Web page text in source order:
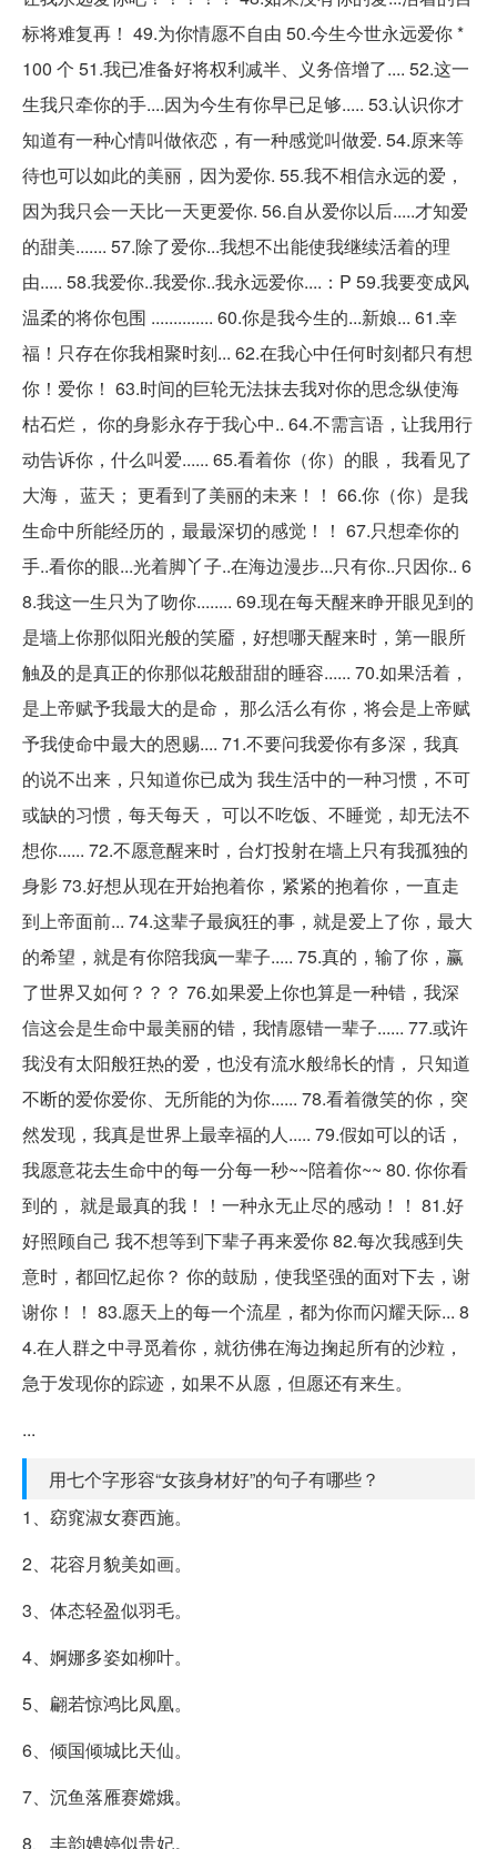
标将难复再！ 49.为你情愿不自由 50.今生今世永远爱你 *
100 个 51.我已准备好将权利减半、义务倍增了.... 52.这一
生我只牵你的手....因为今生有你早已足够..... 53.认识你才
知道有一种心情叫做依恋，有一种感觉叫做爱. 54.原来等
待也可以如此的美丽，因为爱你. 55.我不相信永远的爱，
因为我只会一天比一天更爱你. 56.自从爱你以后.....才知爱
的甜美....... 57.除了爱你...我想不出能使我继续活着的理
由..... 58.我爱你..我爱你..我永远爱你....：P 59.我要变成风
温柔的将你包围 .............. 60.你是我今生的...新娘... 61.幸
福！只存在你我相聚时刻... 62.在我心中任何时刻都只有想
你！爱你！ 63.时间的巨轮无法抹去我对你的思念纵使海
枯石烂， 你的身影永存于我心中.. 64.不需言语，让我用行
动告诉你，什么叫爱...... 65.看着你（你）的眼， 我看见了
大海， 蓝天； 更看到了美丽的未来！！ 66.你（你）是我
生命中所能经历的，最最深切的感觉！！ 67.只想牵你的
手..看你的眼...光着脚丫子..在海边漫步...只有你..只因你.. 6
8.我这一生只为了吻你........ 69.现在每天醒来睁开眼见到的
是墙上你那似阳光般的笑靥，好想哪天醒来时，第一眼所
触及的是真正的你那似花般甜甜的睡容...... 70.如果活着，
是上帝赋予我最大的是命， 那么活么有你，将会是上帝赋
予我使命中最大的恩赐.... 71.不要问我爱你有多深，我真
的说不出来，只知道你已成为 我生活中的一种习惯，不可
或缺的习惯，每天每天， 可以不吃饭、不睡觉，却无法不
想你...... 72.不愿意醒来时，台灯投射在墙上只有我孤独的
身影 73.好想从现在开始抱着你，紧紧的抱着你，一直走
到上帝面前... 74.这辈子最疯狂的事，就是爱上了你，最大
的希望，就是有你陪我疯一辈子..... 75.真的，输了你，赢
了世界又如何？？？ 76.如果爱上你也算是一种错，我深
信这会是生命中最美丽的错，我情愿错一辈子...... 77.或许
我没有太阳般狂热的爱，也没有流水般绵长的情， 只知道
不断的爱你爱你、无所能的为你...... 78.看着微笑的你，突
然发现，我真是世界上最幸福的人..... 79.假如可以的话，
我愿意花去生命中的每一分每一秒~~陪着你~~ 80. 你你看
到的， 就是最真的我！！一种永无止尽的感动！！ 81.好
好照顾自己 我不想等到下辈子再来爱你 82.每次我感到失
意时，都回忆起你？ 你的鼓励，使我坚强的面对下去，谢
谢你！！ 83.愿天上的每一个流星，都为你而闪耀天际... 8
4.在人群之中寻觅着你，就彷佛在海边掬起所有的沙粒，
急于发现你的踪迹，如果不从愿，但愿还有来生。
...
用七个字形容“女孩身材好”的句子有哪些？
1、窈窕淑女赛西施。
2、花容月貌美如画。
3、体态轻盈似羽毛。
4、婀娜多姿如柳叶。
5、翩若惊鸿比凤凰。
6、倾国倾城比天仙。
7、沉鱼落雁赛嫦娥。
8、丰韵娉婷似贵妃。